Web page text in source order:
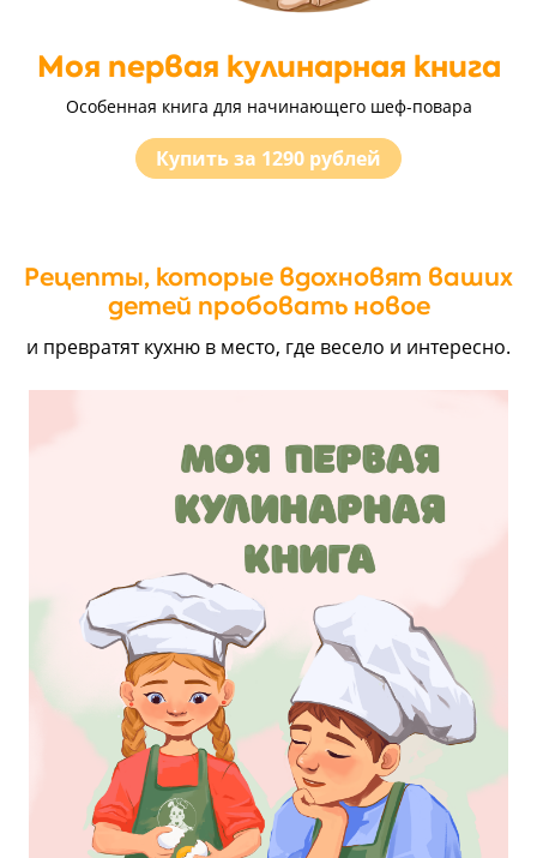
Моя первая кулинарная книга
Особенная книга для начинающего шеф-повара
Купить за 1290 рублей
Рецепты, которые вдохновят ваших
детей пробовать новое
и превратят кухню в место, где весело и интересно.